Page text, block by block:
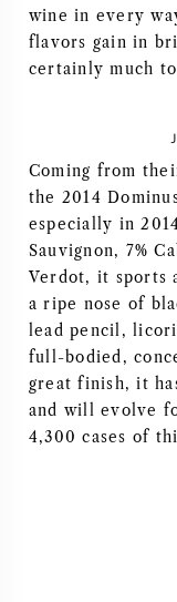
BOURGOGNE
TOSCANE
PIÉMONT
RHONE
CHABLIS
TOUTES LES
wine in every
flavors gain in
certainly much
Coming from
the 2014
especially in
Sauvignon, 7%
Verdot, it sports
a ripe nose of
lead pencil,
full-bodied,
great finish, it
and will evolve
4,300 cases of